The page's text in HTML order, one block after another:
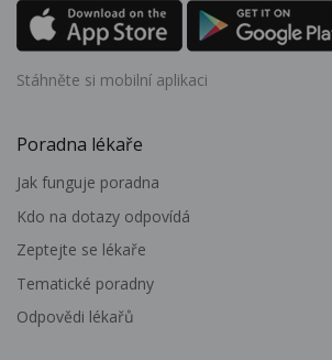
Stáhněte si mobilní aplikaci
Poradna lékaře
Jak funguje poradna
Kdo na dotazy odpovídá
Zeptejte se lékaře
Tematické poradny
Odpovědi lékařů